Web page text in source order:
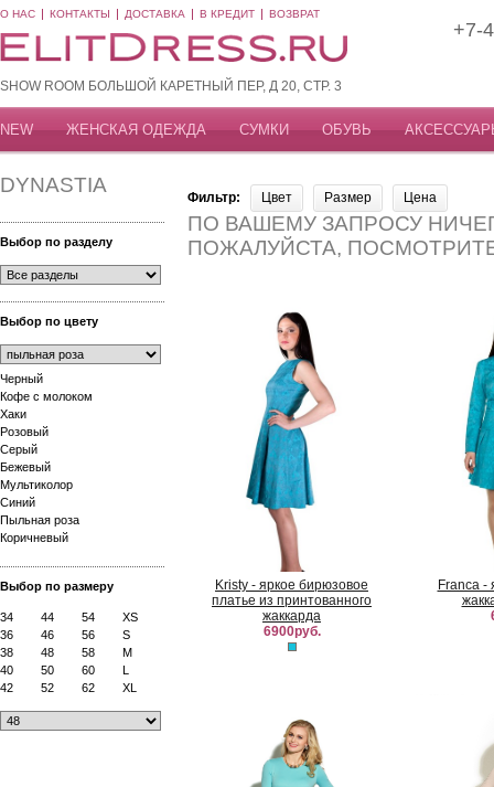
О НАС КОНТАКТЫ ДОСТАВКА В КРЕДИТ ВОЗВРАТ
SHOW ROOM БОЛЬШОЙ КАРЕТНЫЙ ПЕР, Д 20, СТР. 3
+7-
NEW ЖЕНСКАЯ ОДЕЖДА СУМКИ ОБУВЬ
DYNASTIA
Выбор по разделу
Выбор по цвету
Черный
Кофе с молоком
Хаки
Розовый
Серый
Бежевый
Мультиколор
Синий
Пыльная роза
Коричневый
Выбор по размеру
34 44 54
XS
36
46 56
S
38
48 58
M
40
50 60
L
42
52 62 XL
Фильтр: Цвет Размер Цена
ПО ВАШЕМУ ЗАПРОСУ
ПОЖАЛУЙСТА,
Kristy - яркое бирюзовое
платье из принтованного
жаккарда
6900руб.
Franca -